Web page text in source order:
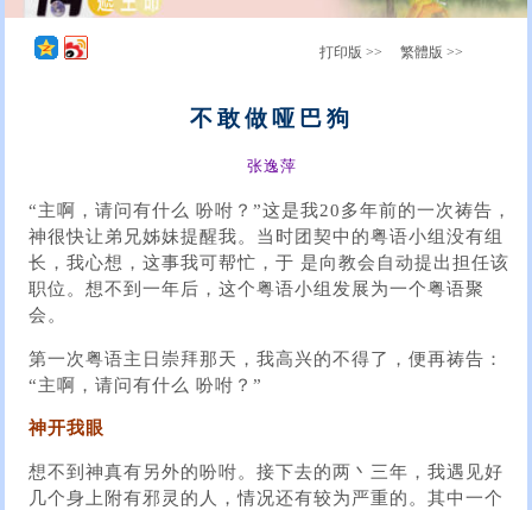
打印版 >> 繁體版 >>
不敢做哑巴狗
张逸萍
“主啊，请问有什么 吩咐？”这是我20多年前的一次祷告，
神很快让弟兄姊妹提醒我。当时团契中的粤语小组没有组
长，我心想，这事我可帮忙，于 是向教会自动提出担任该
职位。想不到一年后，这个粤语小组发展为一个粤语聚
会。
第一次粤语主日崇拜那天，我高兴的不得了，便再祷告：
“主啊，请问有什么 吩咐？”
神开我眼
想不到神真有另外的吩咐。接下去的两丶三年，我遇见好
几个身上附有邪灵的人，情况还有较为严重的。其中一个